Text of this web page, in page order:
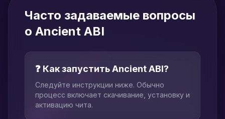
Часто задаваемые вопросы
о Ancient ABI
❓ Как запустить Ancient ABI?
Следуйте инструкции ниже. Обычно
процесс включает скачивание, установку и
активацию чита.